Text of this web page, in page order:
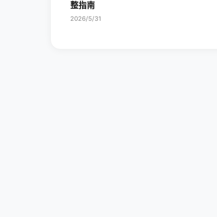
整指南
2026/5/31